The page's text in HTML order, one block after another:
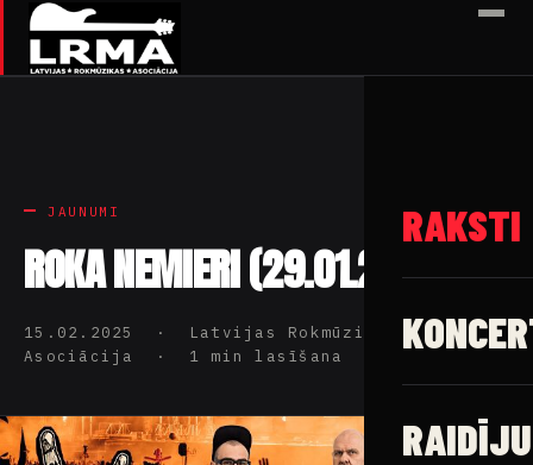
✕
RAKSTI
JAUNUMI
ROKA NEMIERI (29.01.2024)
15.02.2025 · Latvijas Rokmūzikas
Asociācija · 1 min lasīšana